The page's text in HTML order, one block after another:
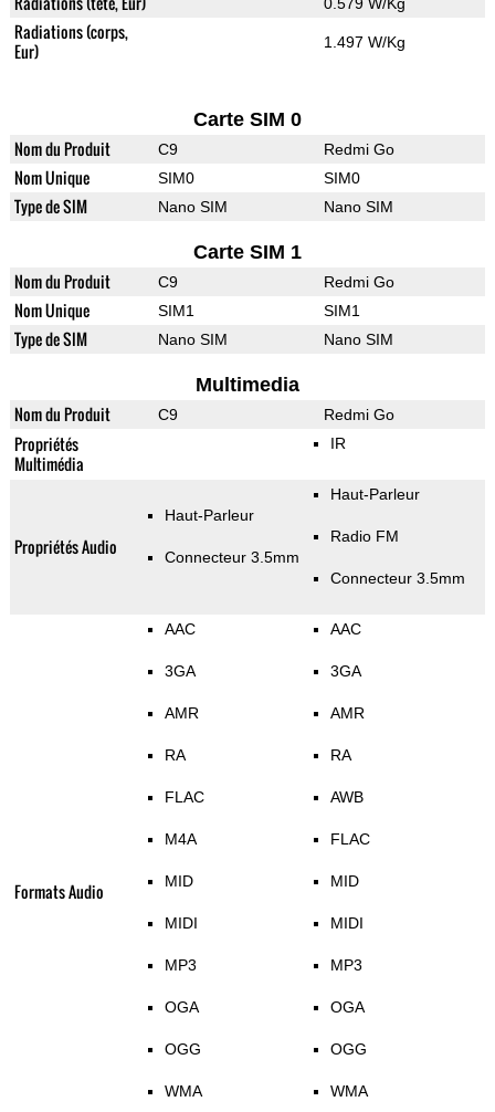
Radiations (corps,
Eur)
1.497 W/Kg
Carte SIM 0
Nom du Produit C9 Redmi Go
Nom Unique SIM0 SIM0
Type de SIM Nano SIM Nano SIM
Carte SIM 1
Nom du Produit C9 Redmi Go
Nom Unique SIM1 SIM1
Type de SIM Nano SIM Nano SIM
Multimedia
Nom du Produit C9 Redmi Go
Propriétés
Multimédia
IR
Propriétés Audio
Haut-Parleur
Connecteur 3.5mm
Haut-Parleur
Radio FM
Connecteur 3.5mm
Formats Audio
AAC
3GA
AMR
RA
FLAC
M4A
MID
MIDI
MP3
OGA
OGG
WMA
AAC
3GA
AMR
RA
AWB
FLAC
MID
MIDI
MP3
OGA
OGG
WMA